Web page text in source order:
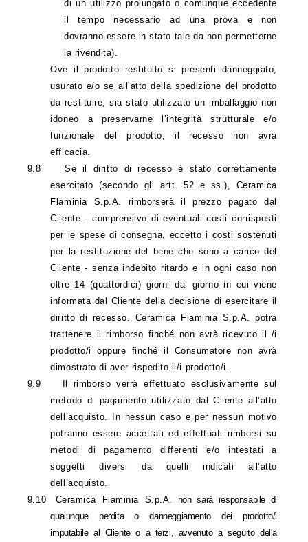
di un utilizzo prolungato o comunque eccedente
il tempo necessario ad una prova e non
dovranno essere in stato tale da non permetterne
la rivendita).
Ove il prodotto restituito si presenti danneggiato,
usurato e/o se all’atto della spedizione del prodotto
da restituire, sia stato utilizzato un imballaggio non
idoneo a preservarne l’integrità strutturale e/o
funzionale del prodotto, il recesso non avrà
efficacia.
9.8
Se il diritto di recesso è stato correttamente
esercitato (secondo gli artt. 52 e ss.), Ceramica
Flaminia S.p.A. rimborserà il prezzo pagato dal
Cliente - comprensivo di eventuali costi corrisposti
per le spese di consegna, eccetto i costi sostenuti
per la restituzione del bene che sono a carico del
Cliente - senza indebito ritardo e in ogni caso non
oltre 14 (quattordici) giorni dal giorno in cui viene
informata dal Cliente della decisione di esercitare il
diritto di recesso. Ceramica Flaminia S.p.A. potrà
trattenere il rimborso finché non avrà ricevuto il /i
prodotto/i oppure finché il Consumatore non avrà
dimostrato di aver rispedito il/i prodotto/i.
9.9
Il rimborso verrà effettuato esclusivamente sul
metodo di pagamento utilizzato dal Cliente all’atto
dell’acquisto. In nessun caso e per nessun motivo
potranno essere accettati ed effettuati rimborsi su
metodi di pagamento differenti e/o intestati a
soggetti diversi da quelli indicati all’atto
dell’acquisto.
9.10
Ceramica Flaminia S.p.A.
non sarà responsabile di
qualunque perdita o danneggiamento dei prodotto/i
imputabile al Cliente o a terzi, avvenuto a seguito della